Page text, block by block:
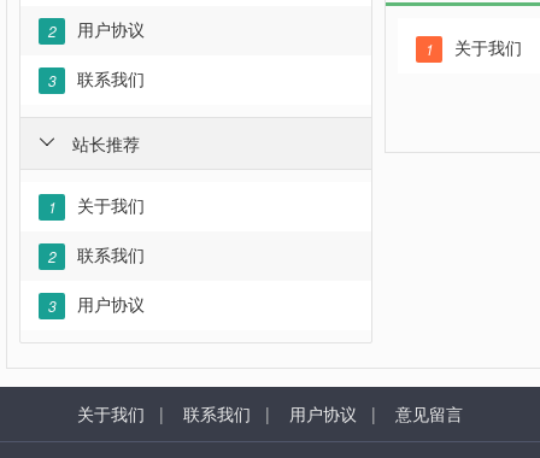
2 用户协议
3 联系我们
站长推荐

1 关于我们
2 联系我们
3 用户协议
1 关于我们
关于我们 | 联系我们 | 用户协议 | 意见留言